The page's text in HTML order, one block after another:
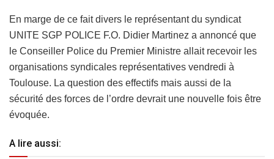
En marge de ce fait divers le représentant du syndicat
UNITE SGP POLICE F.O. Didier Martinez a annoncé que
le Conseiller Police du Premier Ministre allait recevoir les
organisations syndicales représentatives vendredi à
Toulouse. La question des effectifs mais aussi de la
sécurité des forces de l’ordre devrait une nouvelle fois être
évoquée.
A lire aussi: